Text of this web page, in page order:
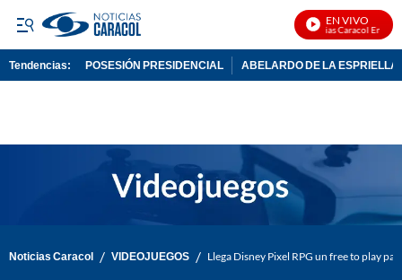
EN VIVO
Noticias Caracol En Vivo
Tendencias: POSESIÓN PRESIDENCIAL ABELARDO DE LA ESPRIELLA
Noticias Caracol / VIDEOJUEGOS / Llega Disney Pixel RPG un free to play